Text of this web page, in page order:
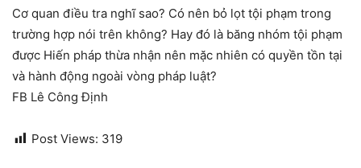
Cơ quan điều tra nghĩ sao? Có nên bỏ lọt tội phạm trong
trường hợp nói trên không? Hay đó là băng nhóm tội phạm
được Hiến pháp thừa nhận nên mặc nhiên có quyền tồn tại
và hành động ngoài vòng pháp luật?
FB Lê Công Định
Post Views: 319